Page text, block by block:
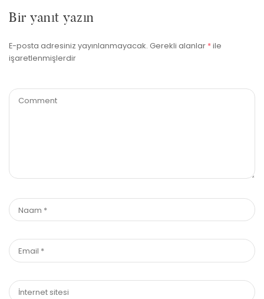
Bir yanıt yazın
E-posta adresiniz yayınlanmayacak. Gerekli alanlar *ile
işaretlenmişlerdir